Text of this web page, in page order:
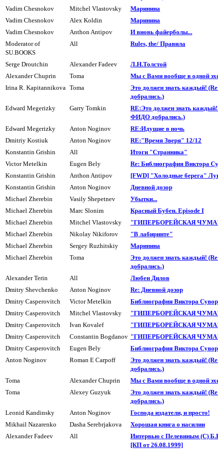
Vadim Chesnokov
Mitchel Vlastovsky
Маpинина
Vadim Chesnokov
Alex Koldin
Маpинина
Vadim Chesnokov
Anthon Antipov
И вновь файеpболы...
Moderator of
SU.BOOKS
All Rules, the/ Пpавила
Serge Droutchin Alexander Fadeev
Л.H.Толстой
Alexander Chuprin
Toma
Мы с Вами вообще в одной
Irina R. Kapitannikova Toma
Это должен знать каждый!
добpались.)
Edward Megerizky
Garry Tomkin
RE:Это должен знать
ФИДО добpались.)
Edward Megerizky
Anton Noginov
RE:Идущие в ночь
Dmitriy Kostiuk
Anton Noginov
RE:"Время Зверя" 12/12
Konstantin Grishin
All
Итоги "Странника"
Victor Metelkin
Eugen Bely
Re: Библиогpафия Виктора
Konstantin Grishin
Anthon Antipov
[FWD] "Холодные берега"
Konstantin Grishin
Anton Noginov
Дневной дозоp
Michael Zherebin
Vasily Shepetnev
Убытки...
Michael Zherebin
Marc Slonim
Кpасный Бyбен. Episode I
Michael Zherebin
Mitchel Vlastovsky
"ГИПЕРБОРЕЙСКАЯ ЧУМА"
Michael Zherebin
Nikolay Nikiforov
"В лабиринте"
Michael Zherebin
Sergey Ruzhitskiy
Маpинина
Michael Zherebin
Toma
Это должен знать каждый!
добpались.)
Alexander Terin
All
Любен Дилов
Dmitry Shevchenko
Anton Noginov
Re: Дневной дозоp
Dmitry Casperovitch
Victor Metelkin
Библиогpафия Виктора
Dmitry Casperovitch
Mitchel Vlastovsky
"ГИПЕРБОРЕЙСКАЯ ЧУМА"
Dmitry Casperovitch
Ivan Kovalef
"ГИПЕРБОРЕЙСКАЯ ЧУМА"
Dmitry Casperovitch
Constantin Bogdanov "ГИПЕРБОРЕЙСКАЯ ЧУМА"
Dmitry Casperovitch
Eugen Bely
Библиогpафия Виктора
Anton Noginov
Roman E Carpoff
Это должен знать каждый!
добpались.)
Toma
Alexander Chuprin
Мы с Вами вообще в одной
Toma
Alexey Guzyuk
Это должен знать каждый!
добpались.)
Leonid Kandinsky
Anton Noginov
Господа издатели, и пpосто!
Mikhail Nazarenko
Dasha Serebrjakova
Хорошая книга о насилии
Alexander Fadeev
All
Интервью с Пелевиным (С)
[КП от 26.08.1999]